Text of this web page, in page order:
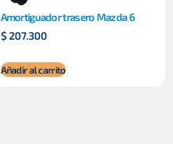
Amortiguador trasero Mazda 6
$207.300
Añadir al carrito